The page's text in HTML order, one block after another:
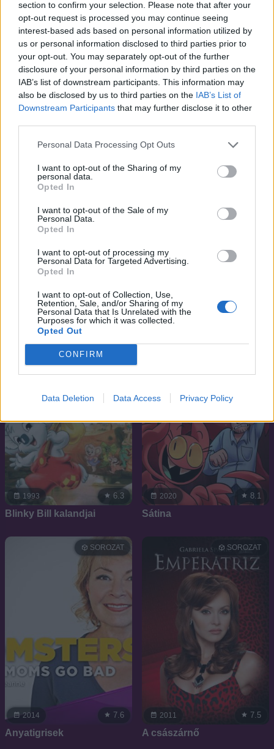
section to confirm your selection. Please note that after your
opt-out request is processed you may continue seeing
interest-based ads based on personal information utilized by
us or personal information disclosed to third parties prior to
your opt-out. You may separately opt-out of the further
disclosure of your personal information by third parties on the
IAB’s list of downstream participants. This information may
also be disclosed by us to third parties on the IAB’s List of
Downstream Participants that may further disclose it to other
Personal Data Processing Opt Outs
I want to opt-out of the Sharing of my
personal data.
Opted In
I want to opt-out of the Sale of my
Personal Data.
Opted In
I want to opt-out of processing my
Personal Data for Targeted Advertising.
Opted In
I want to opt-out of Collection, Use,
Retention, Sale, and/or Sharing of my
Personal Data that Is Unrelated with the
Purposes for which it was collected.
Opted Out
CONFIRM
Data Deletion Data Access Privacy Policy
1981 9.0
Szemesnek áll a világ
1997
Ned varázsgőtéje
2024
SOROZAT
Palm Royale
SOROZAT
Comedy Club
1993 6.3
Blinky Bill kalandjai
2020 8.1
Sátina
2014
SOROZAT
7.6
Anyatigrisek
2011
SOROZAT
7.5
A császárnő